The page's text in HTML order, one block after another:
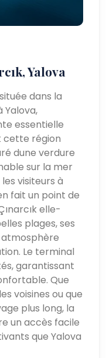
Yalova
dans la
Yalova,
essentielle
cette région
dune verdure
sur la mer
visiteurs à
fait un point de
elle-
plages, ses
Le terminal
garantissant
Que
voisines ou que
plus long, la
un accès facile
que Yalova